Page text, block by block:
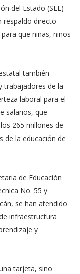
del Estado (SEE)
respaldo directo
que niñas, niños
también
trabajadores de la
laboral para el
salarios, que
265 millones de
de la educación de
de Educación
No. 55 y
se han atendido
infraestructura
y
tarjeta, sino